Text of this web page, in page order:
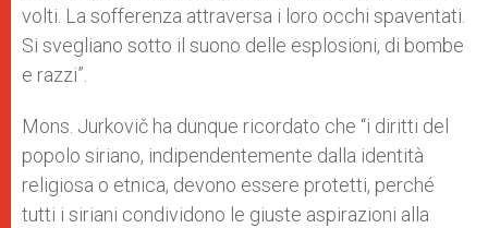
volti. La sofferenza attraversa i loro occhi spaventati.
Si svegliano sotto il suono delle esplosioni, di bombe
e razzi”.
Mons. Jurkovič ha dunque ricordato che “i diritti del
popolo siriano, indipendentemente dalla identità
religiosa o etnica, devono essere protetti, perché
tutti i siriani condividono le giuste aspirazioni alla